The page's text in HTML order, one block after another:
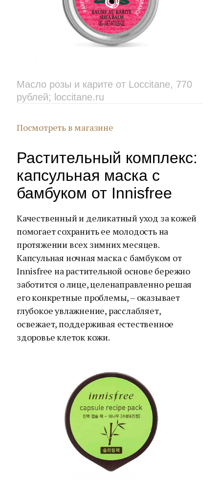
Масло розы и карите от Loccitane, 770
рублей; loccitane.ru
Посмотреть в магазине
Растительный комплекс:
капсульная маска с
бамбуком от Innisfree
Качественный и деликатный уход за кожей
помогает сохранить ее молодость на
протяжении всех зимних месяцев.
Капсульная ночная маска с бамбуком от
Innisfree на растительной основе бережно
заботится о лице, целенаправленно решая
его конкретные проблемы, – оказывает
глубокое увлажнение, расслабляет,
освежает, поддерживая естественное
здоровье клеток кожи.